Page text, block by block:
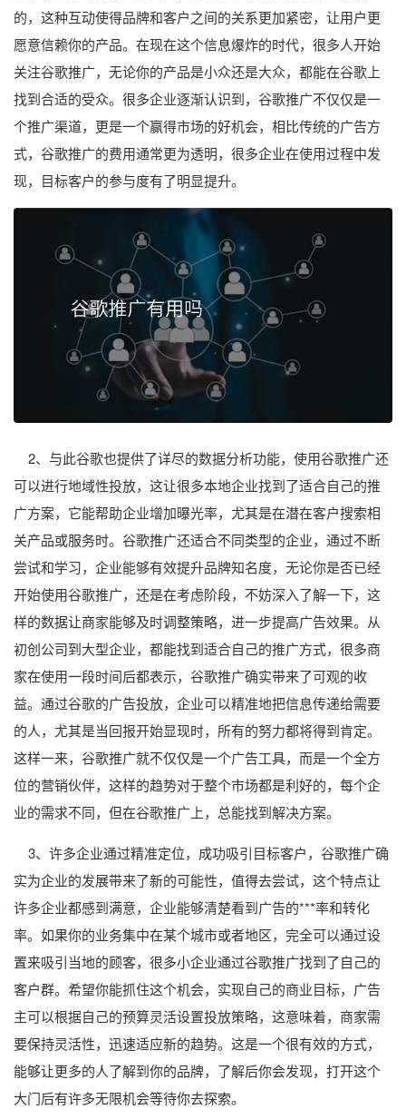
的，这种互动使得品牌和客户之间的关系更加紧密，让用户更
愿意信赖你的产品。在现在这个信息爆炸的时代，很多人开始
关注谷歌推广，无论你的产品是小众还是大众，都能在谷歌上
找到合适的受众。很多企业逐渐认识到，谷歌推广不仅仅是一
个推广渠道，更是一个赢得市场的好机会，相比传统的广告方
式，谷歌推广的费用通常更为透明，很多企业在使用过程中发
现，目标客户的参与度有了明显提升。
2、与此谷歌也提供了详尽的数据分析功能，使用谷歌推广还
可以进行地域性投放，这让很多本地企业找到了适合自己的推
广方案，它能帮助企业增加曝光率，尤其是在潜在客户搜索相
关产品或服务时。谷歌推广还适合不同类型的企业，通过不断
尝试和学习，企业能够有效提升品牌知名度，无论你是否已经
开始使用谷歌推广，还是在考虑阶段，不妨深入了解一下，这
样的数据让商家能够及时调整策略，进一步提高广告效果。从
初创公司到大型企业，都能找到适合自己的推广方式，很多商
家在使用一段时间后都表示，谷歌推广确实带来了可观的收
益。通过谷歌的广告投放，企业可以精准地把信息传递给需要
的人，尤其是当回报开始显现时，所有的努力都将得到肯定。
这样一来，谷歌推广就不仅仅是一个广告工具，而是一个全方
位的营销伙伴，这样的趋势对于整个市场都是利好的，每个企
业的需求不同，但在谷歌推广上，总能找到解决方案。
3、许多企业通过精准定位，成功吸引目标客户，谷歌推广确
实为企业的发展带来了新的可能性，值得去尝试，这个特点让
许多企业都感到满意，企业能够清楚看到广告的***率和转化
率。如果你的业务集中在某个城市或者地区，完全可以通过设
置来吸引当地的顾客，很多小企业通过谷歌推广找到了自己的
客户群。希望你能抓住这个机会，实现自己的商业目标，广告
主可以根据自己的预算灵活设置投放策略，这意味着，商家需
要保持灵活性，迅速适应新的趋势。这是一个很有效的方式，
能够让更多的人了解到你的品牌，了解后你会发现，打开这个
大门后有许多无限机会等待你去探索。